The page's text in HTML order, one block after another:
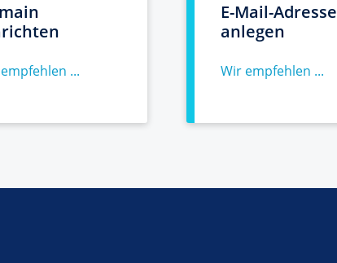
...
E-Mail-Adresse
anlegen
Wir empfehlen ...